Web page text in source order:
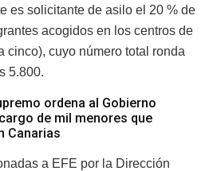
es solicitante de asilo el 20 % de
acogidos en los centros de
cinco), cuyo número total ronda
5.800.
ordena al Gobierno
de mil menores que
Canarias
a EFE por la Dirección